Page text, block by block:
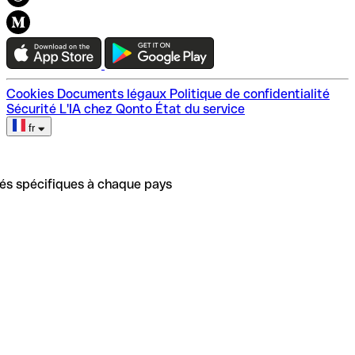
Modèles de statuts
Tendances
Toutes nos ressources
Qonto Embed
Développement durable et inclusion
Plan du site
Cookies Documents légaux Politique de confidentialité
Sécurité L'IA chez Qonto État du service
fr
spécifiques à chaque pays